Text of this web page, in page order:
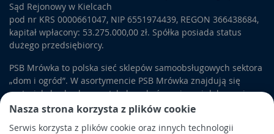
Nasza strona korzysta z plików cookie
Serwis korzysta z plików cookie oraz innych technologii
Sąd Rejonowy w Kielcach
pod nr KRS 0000661047, NIP 6551974439, REGON 366438684,
kapitał wpłacony: 53.275.000,00 zł. Spółka posiada status
dużego przedsiębiorcy.
PSB Mrówka to polska sieć sklepów samoobsługowych sektora
„dom i ogród”. W asortymencie PSB Mrówka znajdują się
materiały budowlane, artykuły wykończeniowe i dekoracyjne,
wyposażenie łazienek i kuchni, elektronarzędzia, a także
artykuły związane z ogrodem i otoczeniem domu.